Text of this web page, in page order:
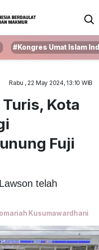
#Kongres Umat Islam
Rabu , 22 May 2024, 13:10 WIB
Kota
Fuji
telah
Kusumawardhani